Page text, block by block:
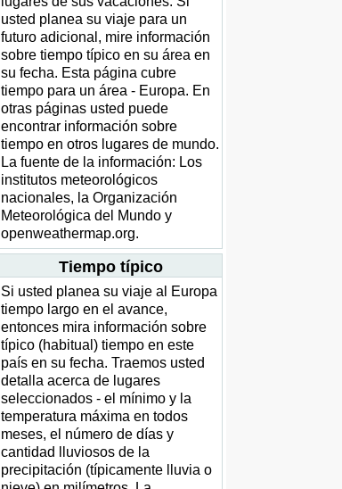
usted planea su viaje para un
futuro adicional, mire información
sobre tiempo típico en su área en
su fecha. Esta página cubre
tiempo para un área - Europa. En
otras páginas usted puede
encontrar información sobre
tiempo en otros lugares de mundo.
La fuente de la información: Los
institutos meteorológicos
nacionales, la Organización
Meteorológica del Mundo y
openweathermap.org.
Tiempo típico
Si usted planea su viaje al Europa
tiempo largo en el avance,
entonces mira información sobre
típico (habitual) tiempo en este
país en su fecha. Traemos usted
detalla acerca de lugares
seleccionados - el mínimo y la
temperatura máxima en todos
meses, el número de días y
cantidad lluviosos de la
precipitación (típicamente lluvia o